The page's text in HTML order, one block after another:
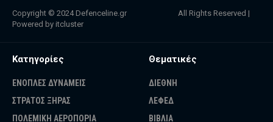
Copyright © 2024 Defenceline.gr All Rights Reserved |
Powered by itcluster
Κατηγορίες
ΕΝΟΠΛΕΣ ΔΥΝΑΜΕΙΣ
ΣΤΡΑΤΟΣ ΞΗΡΑΣ
ΠΟΛΕΜΙΚΗ ΑΕΡΟΠΟΡΙΑ
Θεματικές
ΔΙΕΘΝΗ
ΛΕΦΕΔ
ΒΙΒΛΙΑ